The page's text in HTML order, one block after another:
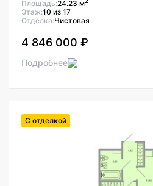
Площадь:24.23 м
Этаж:10 из 17
Отделка:Чистовая
4 846 000 ₽
Подробнее
С отделкой